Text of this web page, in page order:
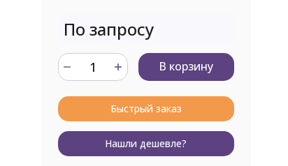
По запросу
В корзину
Быстрый заказ
Нашли дешевле?